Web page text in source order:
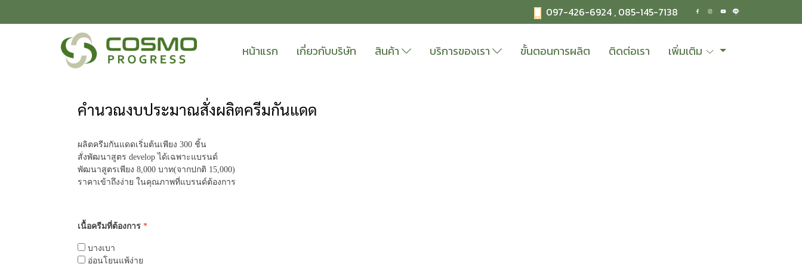
097-426-6924 , 085-145-7138
หน้าแรก เกี่ยวกับบริษัท สินค้า บริการของเรา ขั้นตอนการผลิต ติดต่อเรา เพิ่มเติม
คำนวณงบประมาณสั่งผลิตครีมกันแดด
ผลิตครีมกันแดดเริ่มต้นเพียง 300 ชิ้น
สั่งพัฒนาสูตร develop ได้เฉพาะแบรนด์
พัฒนาสูตรเพียง 8,000 บาท(จากปกติ 15,000)
ราคาเข้าถึงง่าย ในคุณภาพที่แบรนด์ต้องการ
เนื้อครีมที่ต้องการ *
บางเบา
อ่อนโยนแพ้ง่าย